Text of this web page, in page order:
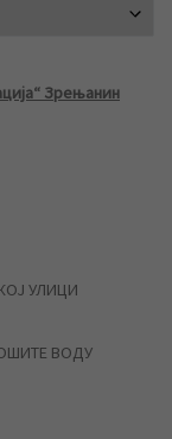
Зрењанин
УЛИЦИ
ВОДУ